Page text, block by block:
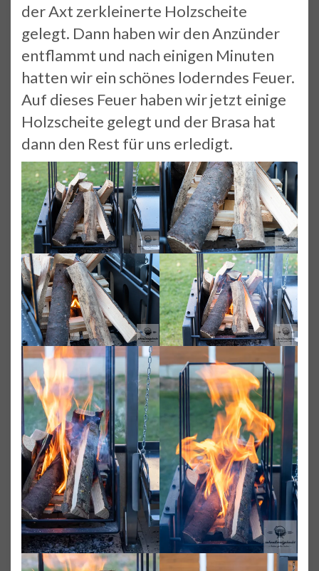
der Axt zerkleinerte Holzscheite
gelegt. Dann haben wir den Anzünder
entflammt und nach einigen Minuten
hatten wir ein schönes loderndes Feuer.
Auf dieses Feuer haben wir jetzt einige
Holzscheite gelegt und der Brasa hat
dann den Rest für uns erledigt.